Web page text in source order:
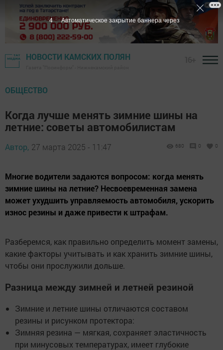
НОВОСТИ КАМСКИХ ПОЛЯН
ОБЩЕСТВО
Когда лучше менять зимние шины на
летние: советы автомобилистам
Автор, 27 марта 2025 - 11:47 680 0 0
Многие водители задаются вопросом: когда менять
зимние шины на летние? Несвоевременная замена
может ухудшить управляемость автомобиля, ускорить
износ резины и даже привести к штрафам.
Разберемся, как правильно определить момент замены,
какие факторы учитывать и как хранить зимние шины,
чтобы они прослужили дольше.
Разница между зимней и летней резиной
Зимние и летние шины отличаются составом
резины и рисунком протектора:
Зимняя резина — мягкая, сохраняет эластичность
при минусовых температурах, имеет глубокие
3 Автоматическое закрытие баннера через